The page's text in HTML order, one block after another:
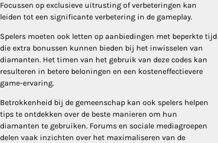
Focussen op exclusieve uitrusting of verbeteringen kan
leiden tot een significante verbetering in de gameplay.
Spelers moeten ook letten op aanbiedingen met beperkte tijd
die extra bonussen kunnen bieden bij het inwisselen van
diamanten. Het timen van het gebruik van deze codes kan
resulteren in betere beloningen en een kosteneffectievere
game-ervaring.
Betrokkenheid bij de gemeenschap kan ook spelers helpen
tips te ontdekken over de beste manieren om hun
diamanten te gebruiken. Forums en sociale mediagroepen
delen vaak inzichten over het maximaliseren van de